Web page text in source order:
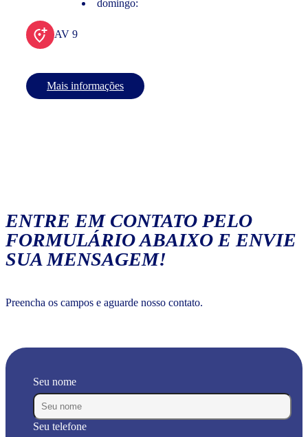
domingo:
AV 9
Mais informações
ENTRE EM CONTATO PELO
FORMULÁRIO ABAIXO E ENVIE
SUA MENSAGEM!
Preencha os campos e aguarde nosso contato.
Seu nome
Seu telefone